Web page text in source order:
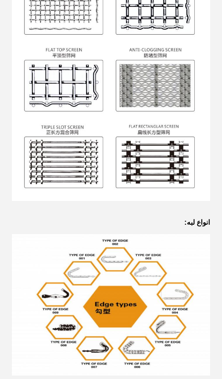
انواع لبه: